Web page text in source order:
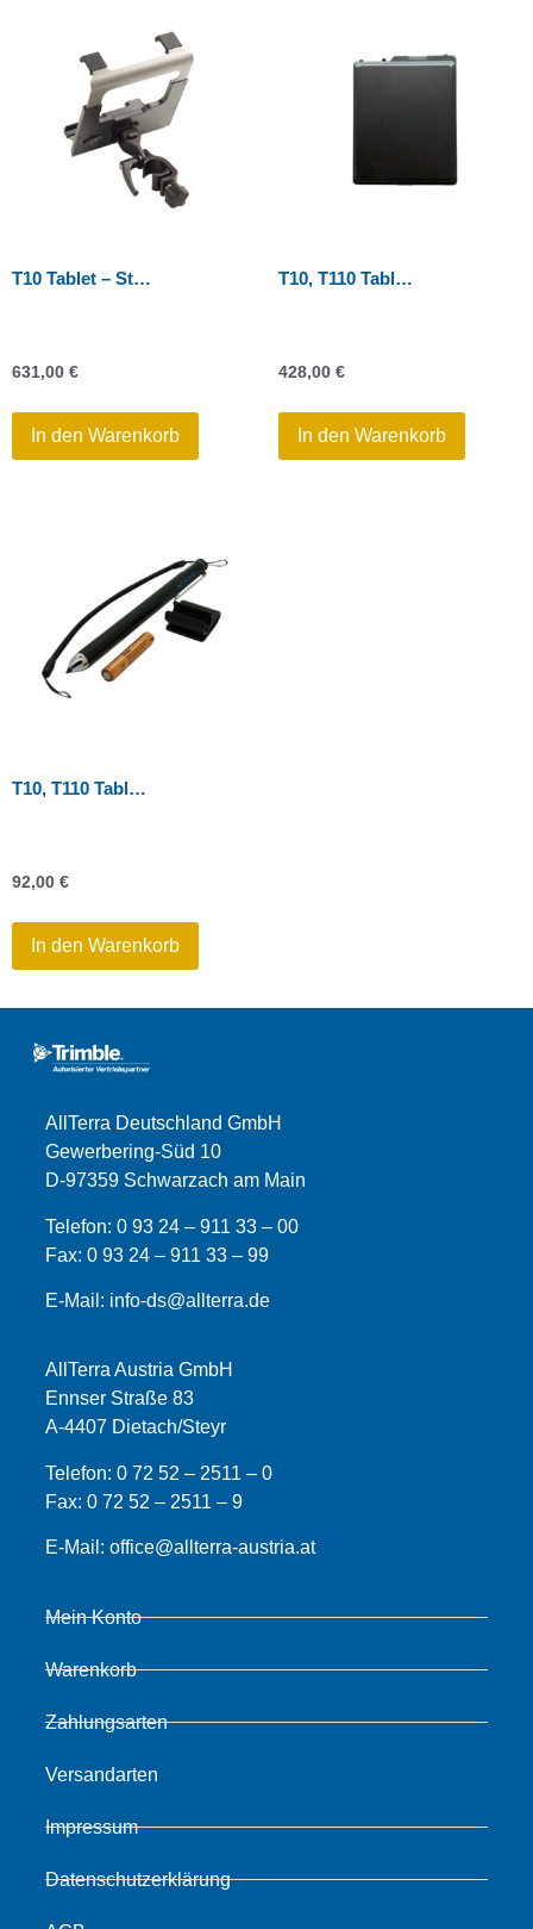
T10 Tablet – Stabhalterung mit Quick Release
631,00 €
In den Warenkorb
T10, T110 Tablet – Li-Ion Akku 11,4V 8000mAH
428,00 €
In den Warenkorb
T10, T110 Tablet – Stift
92,00 €
In den Warenkorb
AllTerra Deutschland GmbH
Gewerbering-Süd 10
D-97359 Schwarzach am Main
Telefon:0 93 24 – 911 33 – 00
Fax:0 93 24 – 911 33 –99
E-Mail: info-ds@allterra.de
AllTerra Austria GmbH
Ennser Straße 83
A-4407 Dietach/Steyr
Telefon:0 72 52 – 2511 – 0
Fax:0 72 52 – 2511 – 9
E-Mail:office@allterra-austria.at
Mein Konto
Warenkorb
Zahlungsarten
Versandarten
Impressum
Datenschutzerklärung